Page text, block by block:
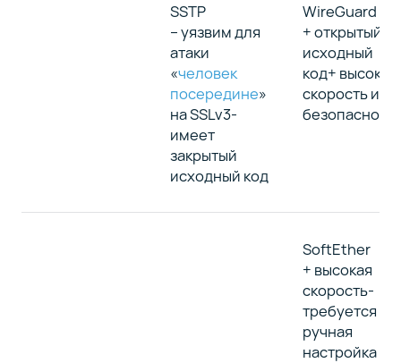
SSTP
– уязвим для
атаки
«человек
посередине»
на SSLv3-
имеет
закрытый
исходный код
WireGuard
+ открытый
исходный
код+ высокая
скорость и
SoftEther
+ высокая
скорость-
требуется
ручная
настройка